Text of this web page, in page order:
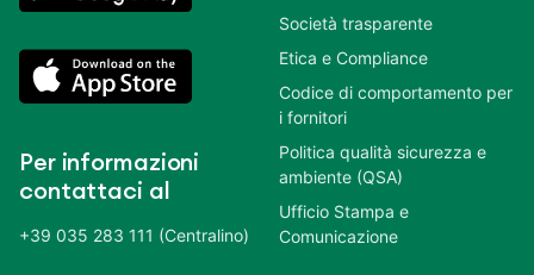
Per informazioni
contattaci al
+39 035 283 111 (Centralino)
Società trasparente
Etica e Compliance
Codice di comportamento per
i fornitori
Politica qualità sicurezza e
ambiente (QSA)
Ufficio Stampa e
Comunicazione